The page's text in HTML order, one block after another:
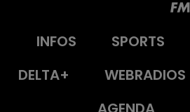
INFOS SPORTS
DELTA+
WEBRADIOS